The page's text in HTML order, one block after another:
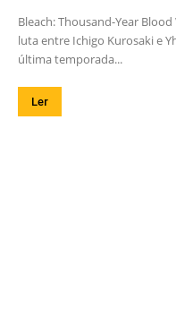
Bleach: Thousand-Year
luta entre Ichigo Kurosaki e
última temporada...
Ler